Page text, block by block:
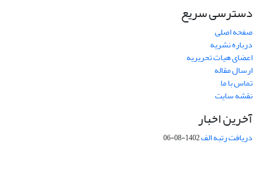
دسترسی سریع
صفحه اصلی
درباره نشریه
اعضای هیات تحریریه
ارسال مقاله
تماس با ما
نقشه سایت
آخرین اخبار
دریافت رتبه الف1402-08-06